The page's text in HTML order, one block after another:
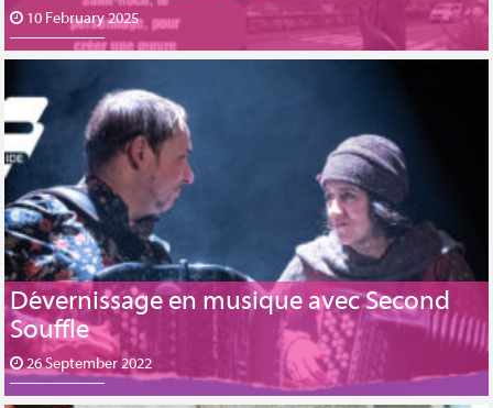
10 February 2025
Dévernissage en musique avec Second
Souffle
26 September 2022